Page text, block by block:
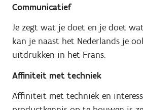
Communicatief
Je zegt wat je doet en je doet
kan je naast het Nederlands je
uitdrukken in het Frans.
Affiniteit met techniek
Affiniteit met techniek en